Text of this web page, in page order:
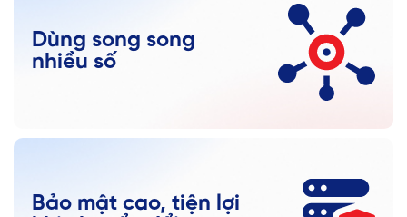
Dùng song song
nhiều số
Bảo mật cao, tiện lợi